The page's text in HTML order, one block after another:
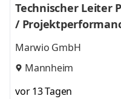
Technischer Leiter
/
Marwio GmbH
Mannheim
vor 13 Tagen